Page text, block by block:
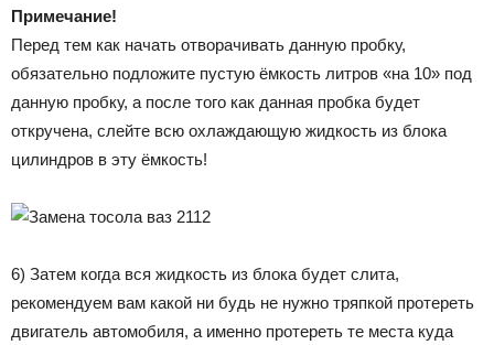
Примечание!
Перед тем как начать отворачивать данную пробку,
обязательно подложите пустую ёмкость литров «на 10» под
данную пробку, а после того как данная пробка будет
откручена, слейте всю охлаждающую жидкость из блока
цилиндров в эту ёмкость!
6) Затем когда вся жидкость из блока будет слита,
рекомендуем вам какой ни будь не нужно тряпкой протереть
двигатель автомобиля, а именно протереть те места куда